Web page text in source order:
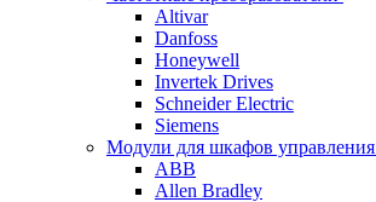
Altivar
Danfoss
Honeywell
Invertek Drives
Schneider Electric
Siemens
Модули для шкафов управления
ABB
Allen Bradley